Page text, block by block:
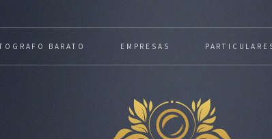
BARATO EMPRESAS